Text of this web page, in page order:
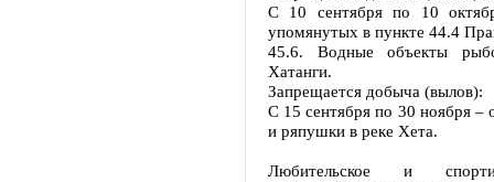
С 10 сентября по 10
упомянутых в пункте 44.4
45.6. Водные объекты
Хатанги.
Запрещается добыча (вылов):
С 15 сентября по 30 ноября –
и ряпушки в реке Хета.
Любительское и